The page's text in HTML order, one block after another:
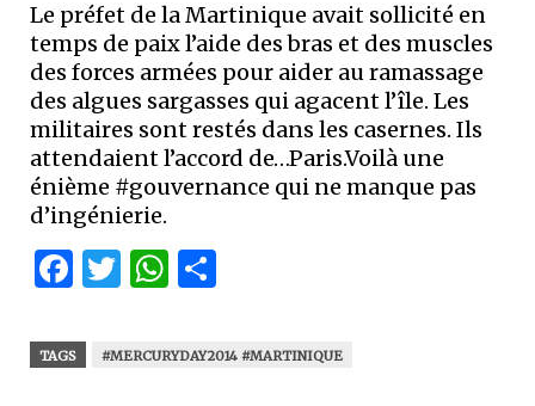
Le préfet de la Martinique avait sollicité en
temps de paix l’aide des bras et des muscles
des forces armées pour aider au ramassage
des algues sargasses qui agacent l’île. Les
militaires sont restés dans les casernes. Ils
attendaient l’accord de…Paris.Voilà une
énième #gouvernance qui ne manque pas
d’ingénierie.
Facebook
Twitter
WhatsApp
TAGS #MERCURYDAY2014 #MARTINIQUE